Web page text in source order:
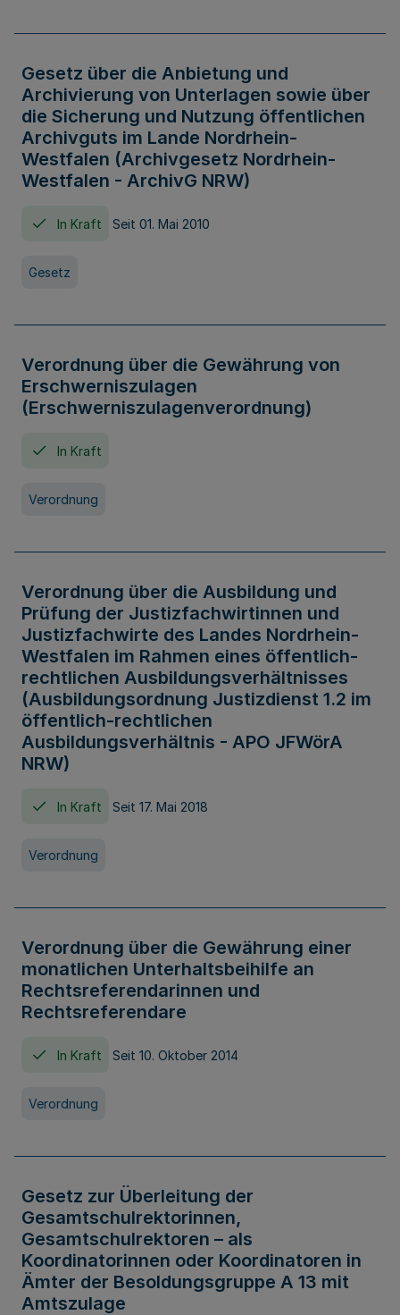
Gesetz über die Anbietung und
Archivierung von Unterlagen sowie über
die Sicherung und Nutzung öffentlichen
Archivguts im Lande Nordrhein-
Westfalen (Archivgesetz Nordrhein-
Westfalen - ArchivG NRW)
In Kraft Seit 01. Mai 2010
Gesetz
Verordnung über die Gewährung von
Erschwerniszulagen
(Erschwerniszulagenverordnung)
In Kraft
Verordnung
Verordnung über die Ausbildung und
Prüfung der Justizfachwirtinnen und
Justizfachwirte des Landes Nordrhein-
Westfalen im Rahmen eines öffentlich-
rechtlichen Ausbildungsverhältnisses
(Ausbildungsordnung Justizdienst 1.2 im
öffentlich-rechtlichen
Ausbildungsverhältnis - APO JFWörA
NRW)
In Kraft Seit 17. Mai 2018
Verordnung
Verordnung über die Gewährung einer
monatlichen Unterhaltsbeihilfe an
Rechtsreferendarinnen und
Rechtsreferendare
In Kraft Seit 10. Oktober 2014
Verordnung
Gesetz zur Überleitung der
Gesamtschulrektorinnen,
Gesamtschulrektoren – als
Koordinatorinnen oder Koordinatoren in
Ämter der Besoldungsgruppe A 13 mit
Amtszulage